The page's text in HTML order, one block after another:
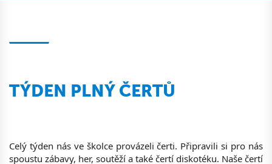
TÝDEN PLNÝ ČERTŮ
Celý týden nás ve školce provázeli čerti. Připravili si pro nás
spoustu zábavy, her, soutěží a také čertí diskotéku. Naše čertí